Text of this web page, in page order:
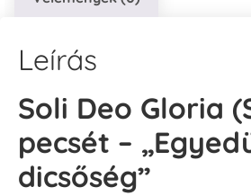
Leírás
Soli Deo Gloria
pecsét –
dicsőség”